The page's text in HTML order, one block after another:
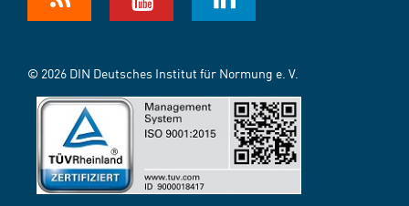
© 2026 DIN Deutsches Institut für Normung e. V.